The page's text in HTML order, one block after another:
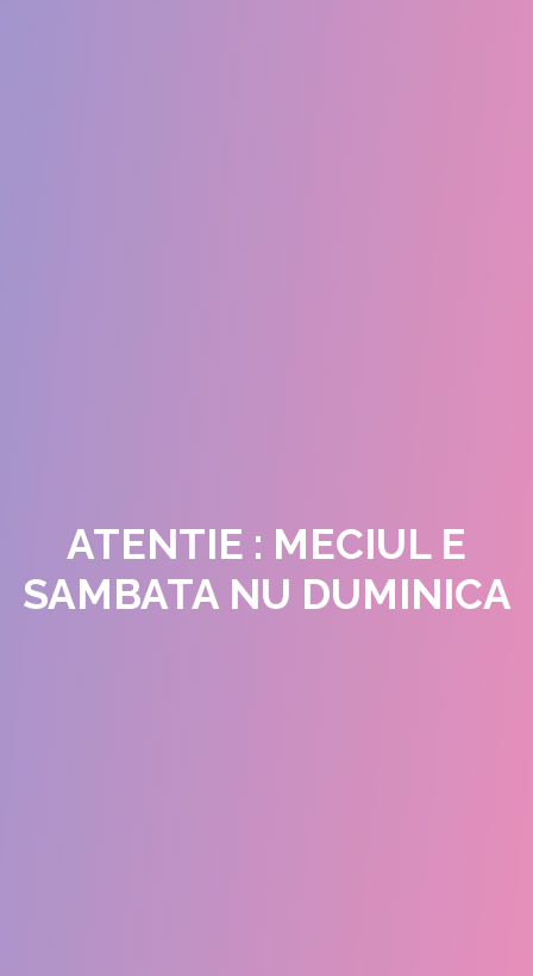
ATENTIE : MECIUL E
SAMBATA NU DUMINICA